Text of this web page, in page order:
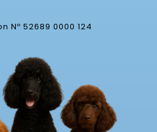
Nº 52689 0000 124